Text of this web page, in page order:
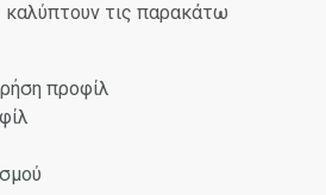
καλύπτουν τις παρακάτω
προφίλ